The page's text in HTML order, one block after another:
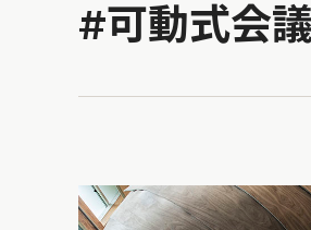
#可動式会